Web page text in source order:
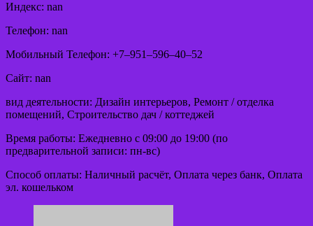
Индекс: nan
Телефон: nan
Мобильный Телефон: +7‒951‒596‒40‒52
Сайт: nan
вид деятельности: Дизайн интерьеров, Ремонт / отделка
помещений, Строительство дач / коттеджей
Время работы: Ежедневно с 09:00 до 19:00 (по
предварительной записи: пн-вс)
Способ оплаты: Наличный расчёт, Оплата через банк, Оплата
эл. кошельком